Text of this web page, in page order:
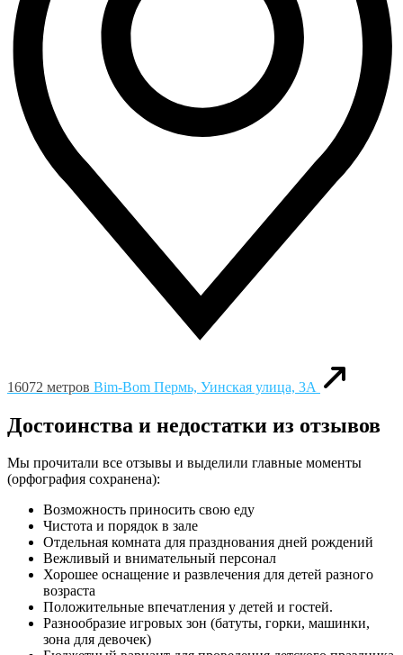
16072 метров Bim-Bom Пермь, Уинская улица, 3А
Достоинства и недостатки из отзывов
Мы прочитали все отзывы и выделили главные моменты
(орфография сохранена):
Возможность приносить свою еду
Чистота и порядок в зале
Отдельная комната для празднования дней рождений
Вежливый и внимательный персонал
Хорошее оснащение и развлечения для детей разного
возраста
Положительные впечатления у детей и гостей.
Разнообразие игровых зон (батуты, горки, машинки,
зона для девочек)